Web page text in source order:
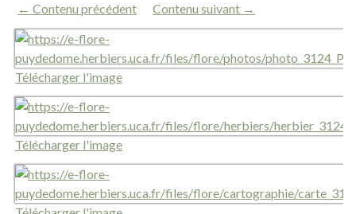
← Contenu précédent Contenu suivant →
Télécharger l'image
Télécharger l'image